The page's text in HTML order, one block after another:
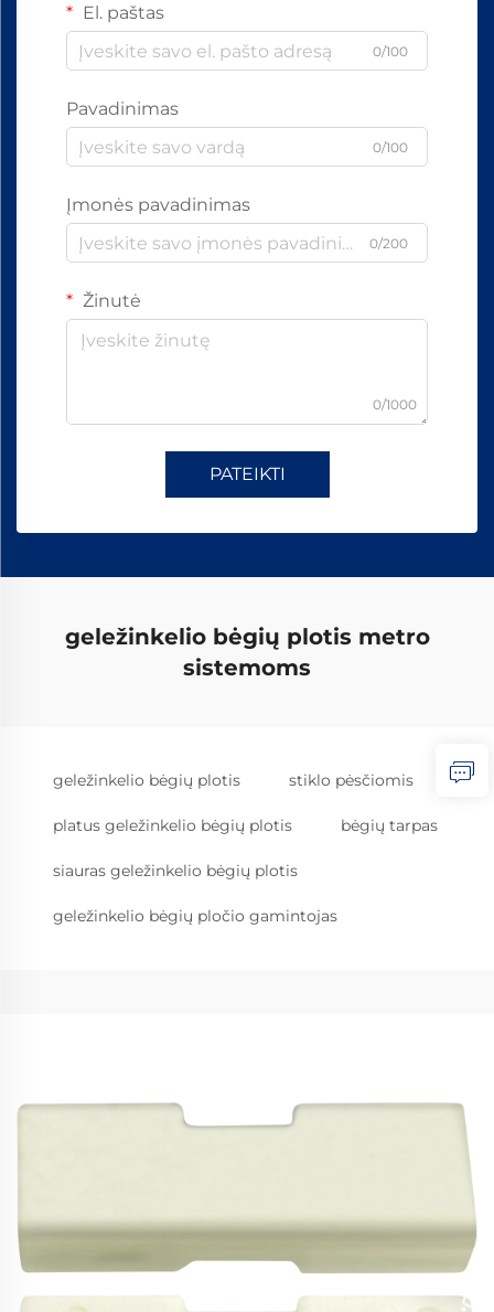
El. paštas
0/100
Pavadinimas
0/100
Įmonės pavadinimas
0/200
Žinutė
0/1000
PATEIKTI
geležinkelio bėgių plotis metro
sistemoms
geležinkelio bėgių plotis stiklo pėsčiomis
platus geležinkelio bėgių plotis bėgių tarpas
siauras geležinkelio bėgių plotis
geležinkelio bėgių pločio gamintojas